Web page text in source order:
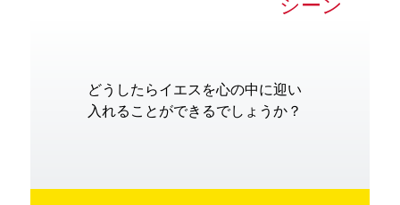
シーン
どうしたらイエスを心の中に迎い
入れることができるでしょうか？